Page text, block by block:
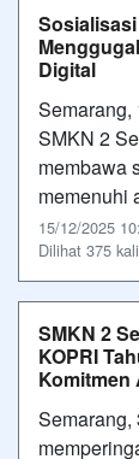
Digital
SMKN 2
membawa
memenuhi
15/12/2025
Dilihat 375 kali
SMKN 2
KOPRI
Komitmen
Semarang,